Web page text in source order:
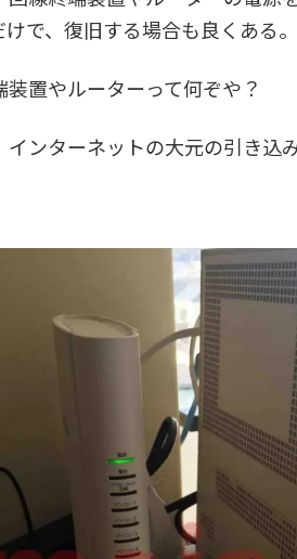
けで、復旧する場合も良くある。
置やルーターって何ぞや？
ンターネットの大元の引き込